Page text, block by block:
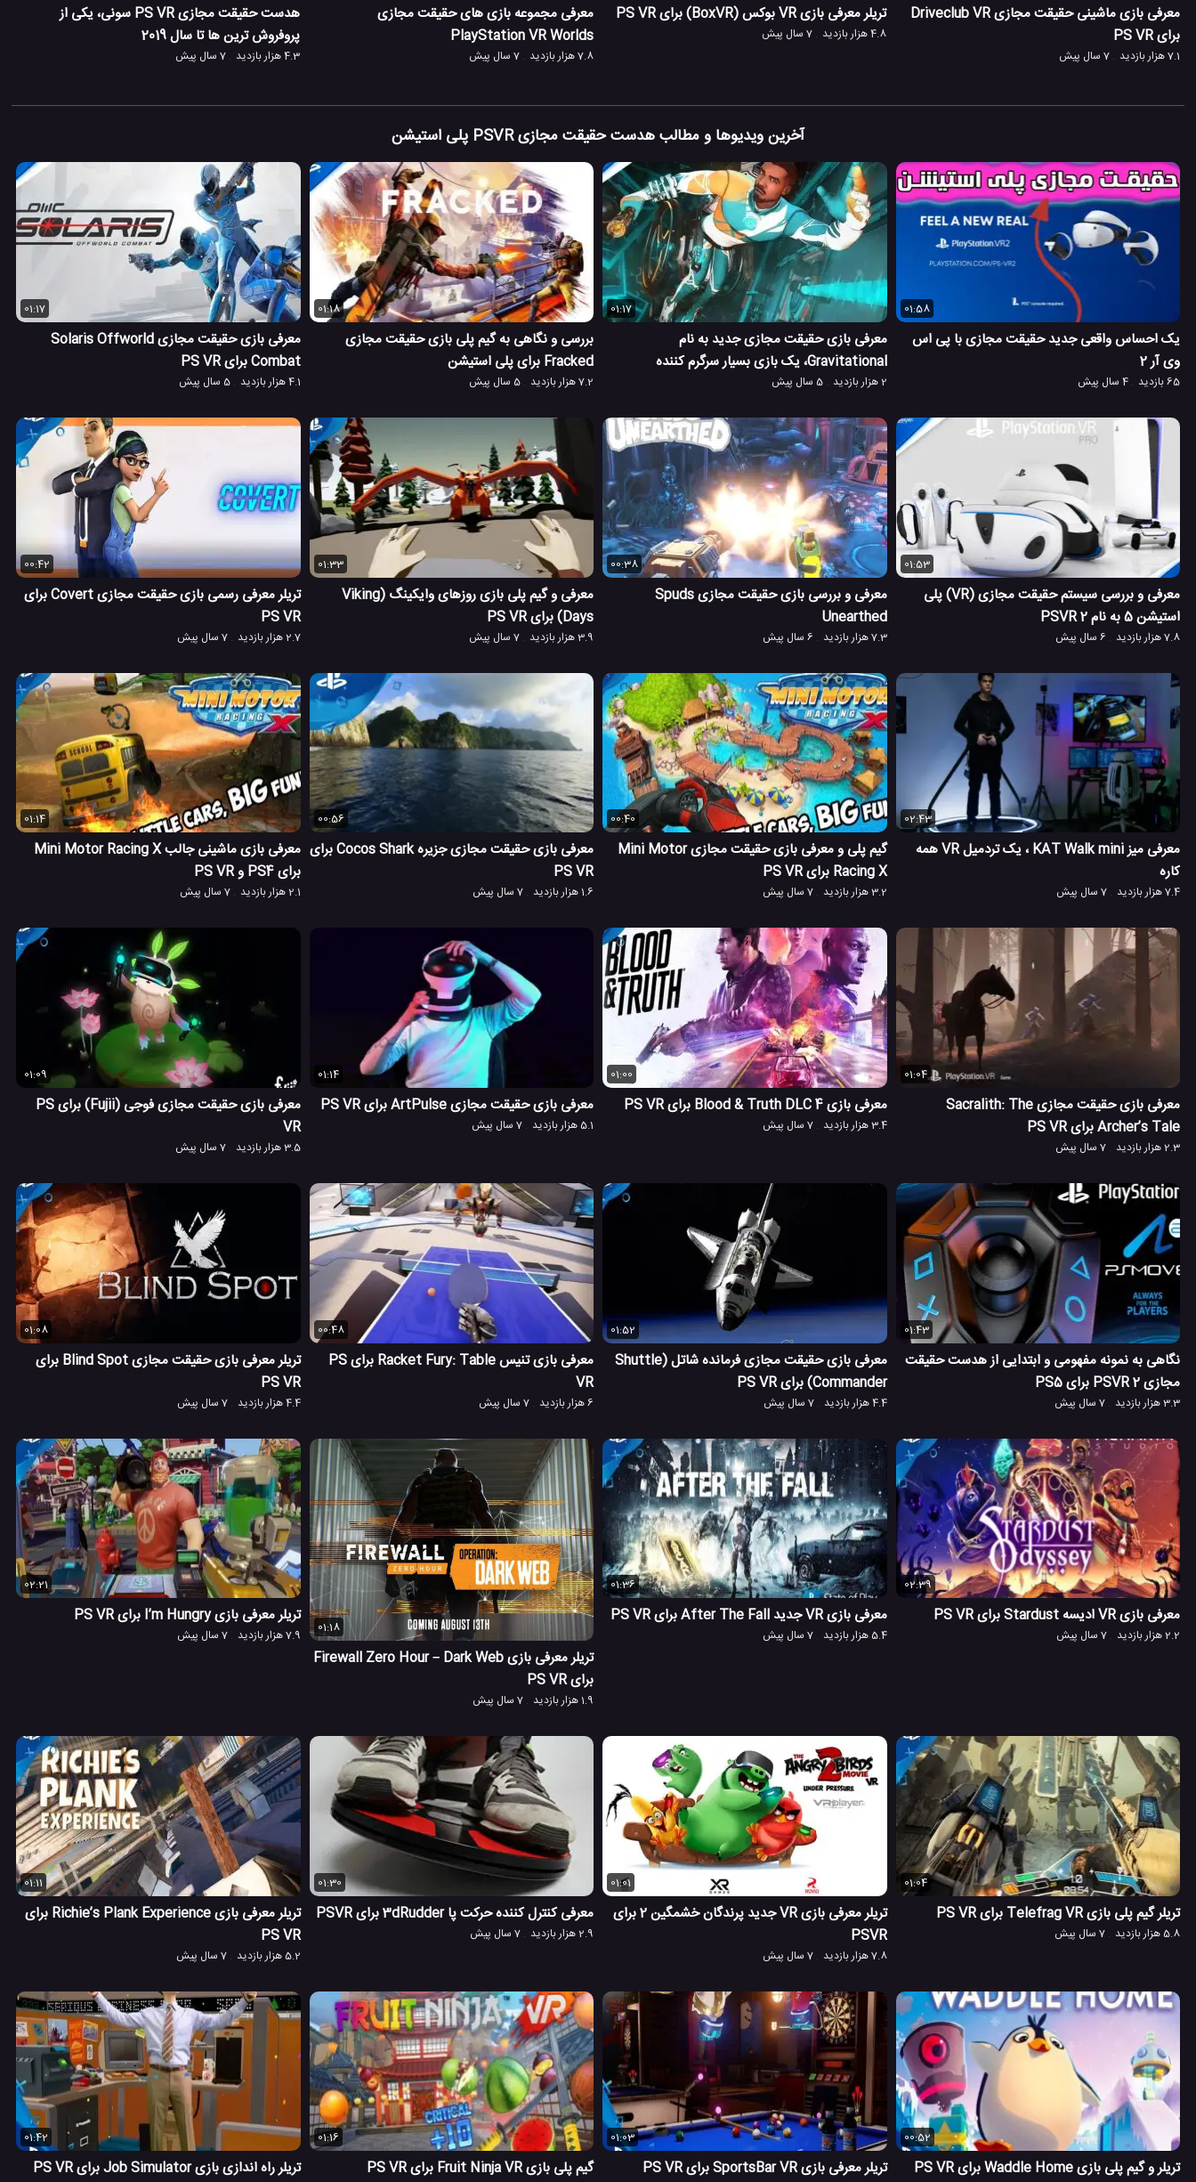
معرفی بازی ماشینی حقیقت مجازی Driveclub VR
برای PS VR
7.1 هزار بازدید 7 سال پیش
تریلر معرفی بازی VR بوکس (BoxVR) برای PS VR
4.8 هزار بازدید 7 سال پیش
معرفی مجموعه بازی های حقیقت مجازی
PlayStation VR Worlds
7.8 هزار بازدید 7 سال پیش
هدست حقیقت مجازی PS VR سونی، یکی از
پروفروش ترین ها تا سال 2019
4.3 هزار بازدید 7 سال پیش
آخرین ویدیوها و مطالب هدست حقیقت مجازی PSVR پلی استیشن
01:58
یک احساس واقعی جدید حقیقت مجازی با پی اس
وی آر 2
65 بازدید 4 سال پیش
01:17
معرفی بازی حقیقت مجازی جدید به نام
Gravitational، یک بازی بسیار سرگرم کننده
2 هزار بازدید 5 سال پیش
01:18
بررسی و نگاهی به گیم پلی بازی حقیقت مجازی
Fracked برای پلی استیشن
7.2 هزار بازدید 5 سال پیش
01:17
معرفی بازی حقیقت مجازی Solaris Offworld
Combat برای PS VR
4.1 هزار بازدید 5 سال پیش
01:53
معرفی و بررسی سیستم حقیقت مجازی (VR) پلی
استیشن 5 به نام PSVR 2
7.8 هزار بازدید 6 سال پیش
00:38
معرفی و بررسی بازی حقیقت مجازی Spuds
Unearthed
7.3 هزار بازدید 6 سال پیش
01:33
معرفی و گیم پلی بازی روزهای وایکینگ (Viking
Days) برای PS VR
3.9 هزار بازدید 7 سال پیش
00:42
تریلر معرفی رسمی بازی حقیقت مجازی Covert برای
PS VR
2.7 هزار بازدید 7 سال پیش
02:43
معرفی میز KAT Walk mini ، یک تردمیل VR همه
کاره
7.4 هزار بازدید 7 سال پیش
00:40
گیم پلی و معرفی بازی حقیقت مجازی Mini Motor
Racing X برای PS VR
3.2 هزار بازدید 7 سال پیش
00:56
معرفی بازی حقیقت مجازی جزیره Cocos Shark برای
PS VR
1.6 هزار بازدید 7 سال پیش
01:14
معرفی بازی ماشینی جالب Mini Motor Racing X
برای PS4 و PS VR
2.1 هزار بازدید 7 سال پیش
01:04
معرفی بازی حقیقت مجازی Sacralith: The
Archer’s Tale برای PS VR
2.3 هزار بازدید 7 سال پیش
01:00
معرفی بازی Blood & Truth DLC 4 برای PS VR
3.4 هزار بازدید 7 سال پیش
01:14
معرفی بازی حقیقت مجازی ArtPulse برای PS VR
5.1 هزار بازدید 7 سال پیش
01:09
معرفی بازی حقیقت مجازی فوجی (Fujii) برای PS
VR
3.5 هزار بازدید 7 سال پیش
01:43
نگاهی به نمونه مفهومی و ابتدایی از هدست حقیقت
مجازی PSVR 2 برای PS5
3.3 هزار بازدید 7 سال پیش
01:52
معرفی بازی حقیقت مجازی فرمانده شاتل (Shuttle
Commander) برای PS VR
4.4 هزار بازدید 7 سال پیش
00:48
معرفی بازی تنیس Racket Fury: Table برای PS
VR
6 هزار بازدید 7 سال پیش
01:08
تریلر معرفی بازی حقیقت مجازی Blind Spot برای
PS VR
4.4 هزار بازدید 7 سال پیش
02:39
معرفی بازی VR ادیسه Stardust برای PS VR
2.2 هزار بازدید 7 سال پیش
01:36
معرفی بازی VR جدید After The Fall برای PS VR
5.4 هزار بازدید 7 سال پیش 01:18
تریلر معرفی بازی Firewall Zero Hour – Dark Web
برای PS VR
1.9 هزار بازدید 7 سال پیش
02:21
تریلر معرفی بازی I’m Hungry برای PS VR
7.9 هزار بازدید 7 سال پیش
01:04
تریلر گیم پلی بازی Telefrag VR برای PS VR
5.8 هزار بازدید 7 سال پیش
01:01
تریلر معرفی بازی VR جدید پرندگان خشمگین 2 برای
PSVR
7.8 هزار بازدید 7 سال پیش
01:30
معرفی کنترل کننده حرکت پا 3dRudder برای PSVR
2.9 هزار بازدید 7 سال پیش
01:11
تریلر معرفی بازی Richie’s Plank Experience برای
PS VR
5.2 هزار بازدید 7 سال پیش
00:52
تریلر و گیم پلی بازی Waddle Home برای PS VR
01:03
تریلر معرفی بازی SportsBar VR برای PS VR
01:16
گیم پلی بازی Fruit Ninja VR برای PS VR
01:42
تریلر راه اندازی بازی Job Simulator برای PS VR